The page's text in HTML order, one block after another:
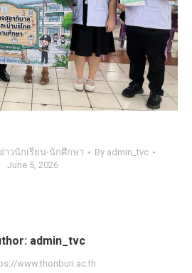
าวนักเรียน-นักศึกษา By admin_tvc
June 5, 2026
admin_tvc
www.thonburi.ac.th